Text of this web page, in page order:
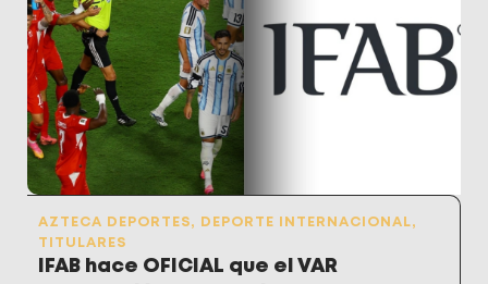
AZTECA DEPORTES, DEPORTE INTERNACIONAL,
TITULARES
IFAB hace OFICIAL que el VAR